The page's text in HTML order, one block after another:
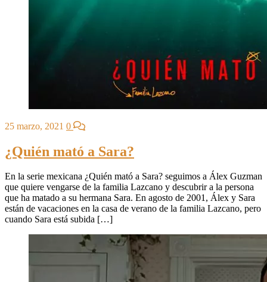
25 marzo, 2021 0
¿Quién mató a Sara?
En la serie mexicana ¿Quién mató a Sara? seguimos a Álex Guzman
que quiere vengarse de la familia Lazcano y descubrir a la persona
que ha matado a su hermana Sara. En agosto de 2001, Álex y Sara
están de vacaciones en la casa de verano de la familia Lazcano, pero
cuando Sara está subida […]